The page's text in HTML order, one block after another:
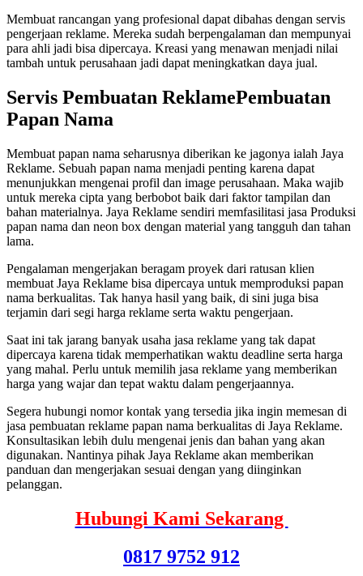
Membuat rancangan yang profesional dapat dibahas dengan servis
pengerjaan reklame. Mereka sudah berpengalaman dan mempunyai
para ahli jadi bisa dipercaya. Kreasi yang menawan menjadi nilai
tambah untuk perusahaan jadi dapat meningkatkan daya jual.
Servis Pembuatan ReklamePembuatan
Papan Nama
Membuat papan nama seharusnya diberikan ke jagonya ialah Jaya
Reklame. Sebuah papan nama menjadi penting karena dapat
menunjukkan mengenai profil dan image perusahaan. Maka wajib
untuk mereka cipta yang berbobot baik dari faktor tampilan dan
bahan materialnya. Jaya Reklame sendiri memfasilitasi jasa Produksi
papan nama dan neon box dengan material yang tangguh dan tahan
lama.
Pengalaman mengerjakan beragam proyek dari ratusan klien
membuat Jaya Reklame bisa dipercaya untuk memproduksi papan
nama berkualitas. Tak hanya hasil yang baik, di sini juga bisa
terjamin dari segi harga reklame serta waktu pengerjaan.
Saat ini tak jarang banyak usaha jasa reklame yang tak dapat
dipercaya karena tidak memperhatikan waktu deadline serta harga
yang mahal. Perlu untuk memilih jasa reklame yang memberikan
harga yang wajar dan tepat waktu dalam pengerjaannya.
Segera hubungi nomor kontak yang tersedia jika ingin memesan di
jasa pembuatan reklame papan nama berkualitas di Jaya Reklame.
Konsultasikan lebih dulu mengenai jenis dan bahan yang akan
digunakan. Nantinya pihak Jaya Reklame akan memberikan
panduan dan mengerjakan sesuai dengan yang diinginkan
pelanggan.
Hubungi Kami Sekarang
0817 9752 912